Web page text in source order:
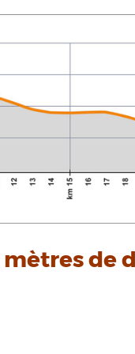
mètres de